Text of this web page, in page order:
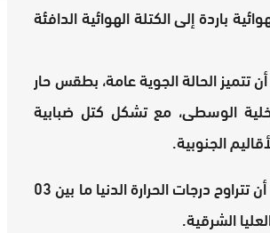
باردة إلى الكتلة الهوائية الدافئة
تتميز الحالة الجوية عامة، بطقس حار
الوسطى، مع تشكل كتل ضبابية
الجنوبية.
كما ينتظر هبوب رياح محليا قوية نوعا ما بالسواحل الوسطى، بينما يرتقب أن تتراوح درجات الحرارة الدنيا ما بين 03